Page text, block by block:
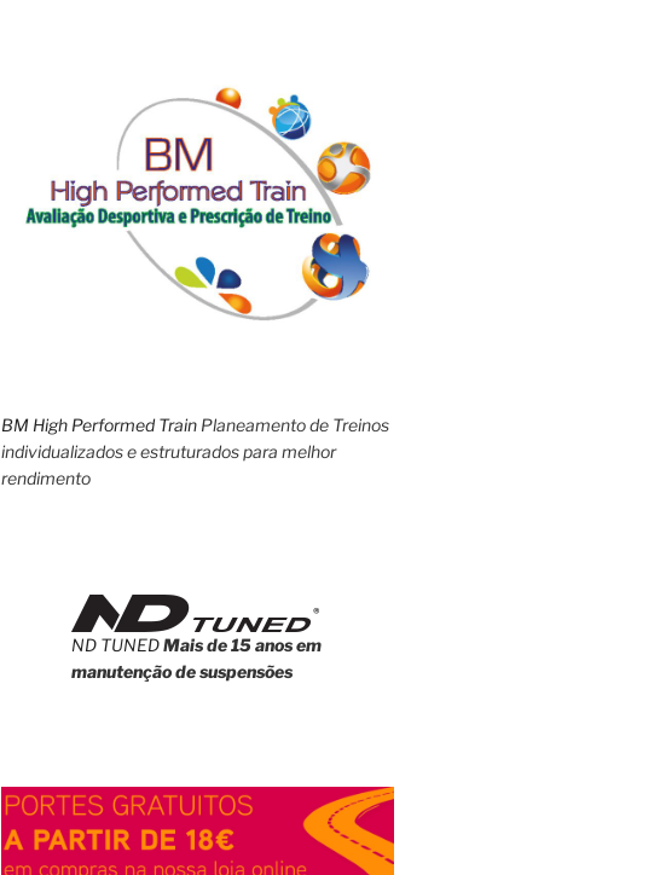
BM High Performed TrainPlaneamento de Treinos
individualizados e estruturados para melhor
rendimento
ND TUNEDMais de 15 anos em
manutenção de suspensões